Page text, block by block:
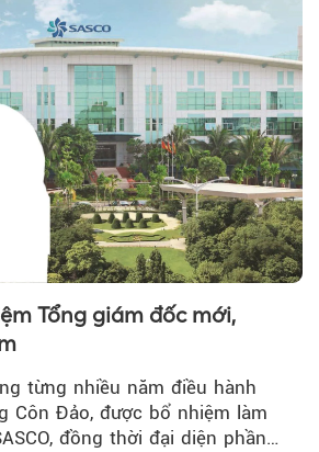
Tổng giám đốc mới,
từng nhiều năm điều hành
Côn Đảo, được bổ nhiệm làm
đồng thời đại diện phần